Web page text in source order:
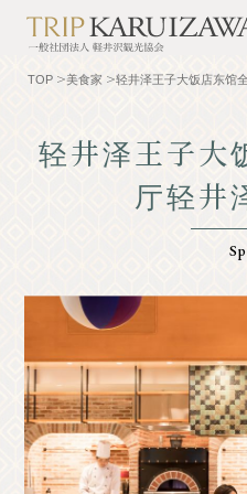
白色 黑 绿色
TOP
了解轻井泽
自然
胜地
TOP 美食家 轻井泽王子大饭店东馆
轻井泽王子大
厅轻井